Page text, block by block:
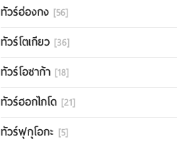
ทัวร์ฮ่องกง [56]
ทัวร์โตเกียว [36]
ทัวร์โอซาก้า [18]
ทัวร์ฮอกไกโด [21]
ทัวร์ฟุกุโอกะ [5]